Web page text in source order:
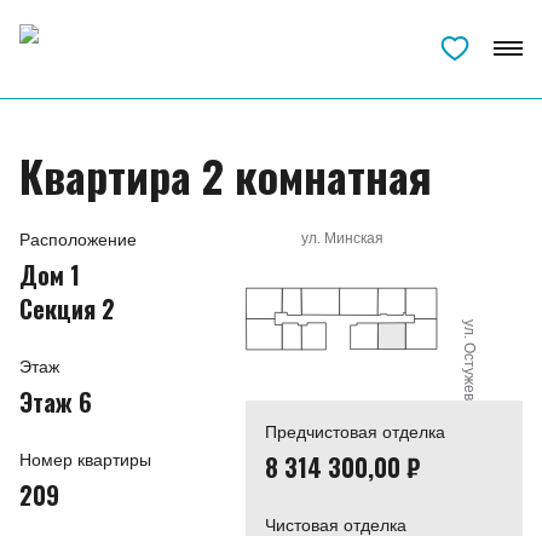
Квартира 2 комнатная
Расположение
Дом 1
Секция 2
Этаж
Этаж 6
Номер квартиры
209
ул. Минская
ул. Остужева
Предчистовая отделка
8 314 300,00 ₽
Чистовая отделка